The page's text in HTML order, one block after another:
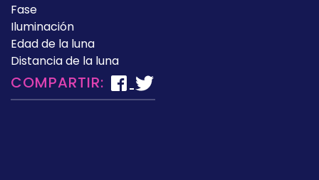
Fase
Iluminación
Edad de la luna
Distancia de la luna
COMPARTIR: